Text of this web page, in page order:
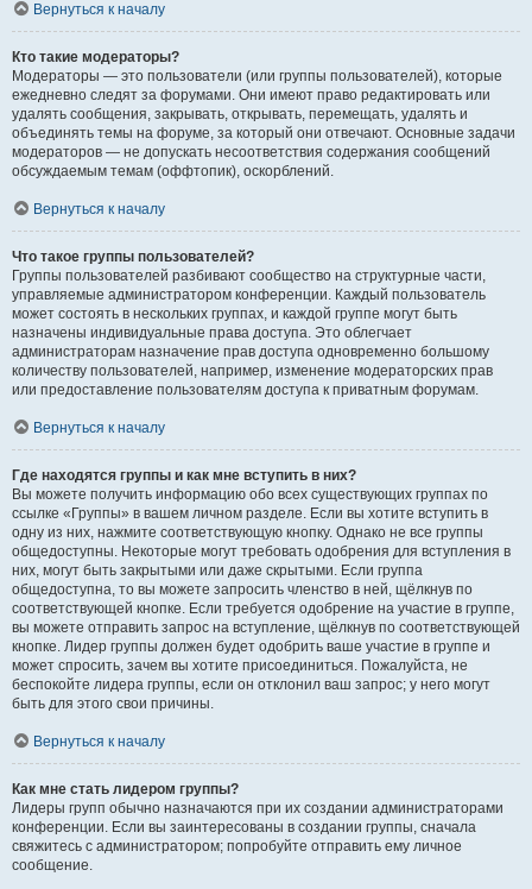
Вернуться к началу
Кто такие модераторы?
Модераторы — это пользователи (или группы пользователей), которые
ежедневно следят за форумами. Они имеют право редактировать или
удалять сообщения, закрывать, открывать, перемещать, удалять и
объединять темы на форуме, за который они отвечают. Основные задачи
модераторов — не допускать несоответствия содержания сообщений
обсуждаемым темам (оффтопик), оскорблений.
Вернуться к началу
Что такое группы пользователей?
Группы пользователей разбивают сообщество на структурные части,
управляемые администратором конференции. Каждый пользователь
может состоять в нескольких группах, и каждой группе могут быть
назначены индивидуальные права доступа. Это облегчает
администраторам назначение прав доступа одновременно большому
количеству пользователей, например, изменение модераторских прав
или предоставление пользователям доступа к приватным форумам.
Вернуться к началу
Где находятся группы и как мне вступить в них?
Вы можете получить информацию обо всех существующих группах по
ссылке «Группы» в вашем личном разделе. Если вы хотите вступить в
одну из них, нажмите соответствующую кнопку. Однако не все группы
общедоступны. Некоторые могут требовать одобрения для вступления в
них, могут быть закрытыми или даже скрытыми. Если группа
общедоступна, то вы можете запросить членство в ней, щёлкнув по
соответствующей кнопке. Если требуется одобрение на участие в группе,
вы можете отправить запрос на вступление, щёлкнув по соответствующей
кнопке. Лидер группы должен будет одобрить ваше участие в группе и
может спросить, зачем вы хотите присоединиться. Пожалуйста, не
беспокойте лидера группы, если он отклонил ваш запрос; у него могут
быть для этого свои причины.
Вернуться к началу
Как мне стать лидером группы?
Лидеры групп обычно назначаются при их создании администраторами
конференции. Если вы заинтересованы в создании группы, сначала
свяжитесь с администратором; попробуйте отправить ему личное
сообщение.